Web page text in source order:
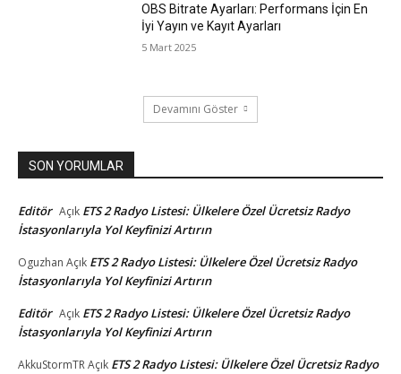
OBS Bitrate Ayarları: Performans İçin En
İyi Yayın ve Kayıt Ayarları
5 Mart 2025
Devamını Göster
SON YORUMLAR
Editör Açık ETS 2 Radyo Listesi: Ülkelere Özel Ücretsiz Radyo
İstasyonlarıyla Yol Keyfinizi Artırın
Oguzhan Açık ETS 2 Radyo Listesi: Ülkelere Özel Ücretsiz Radyo
İstasyonlarıyla Yol Keyfinizi Artırın
Editör Açık ETS 2 Radyo Listesi: Ülkelere Özel Ücretsiz Radyo
İstasyonlarıyla Yol Keyfinizi Artırın
AkkuStormTRAçık ETS 2 Radyo Listesi: Ülkelere Özel Ücretsiz Radyo